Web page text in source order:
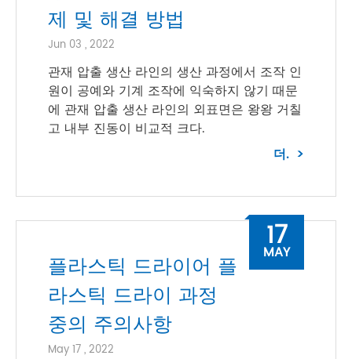
제 및 해결 방법
Jun 03 , 2022
관재 압출 생산 라인의 생산 과정에서 조작 인
원이 공예와 기계 조작에 익숙하지 않기 때문
에 관재 압출 생산 라인의 외표면은 왕왕 거칠
고 내부 진동이 비교적 크다.
더.
플라스틱 드라이어 플
라스틱 드라이 과정
중의 주의사항
May 17 , 2022
17
MAY